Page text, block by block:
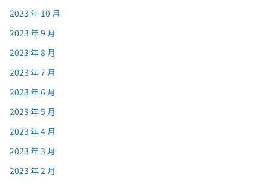
2023 年 10 月
2023 年 9 月
2023 年 8 月
2023 年 7 月
2023 年 6 月
2023 年 5 月
2023 年 4 月
2023 年 3 月
2023 年 2 月